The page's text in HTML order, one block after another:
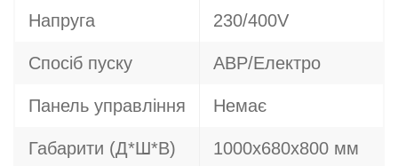
Напруга 230/400V
Спосіб пуску АВР/Електро
Панель управління Немає
Габарити (Д*Ш*В) 1000х680х800 мм